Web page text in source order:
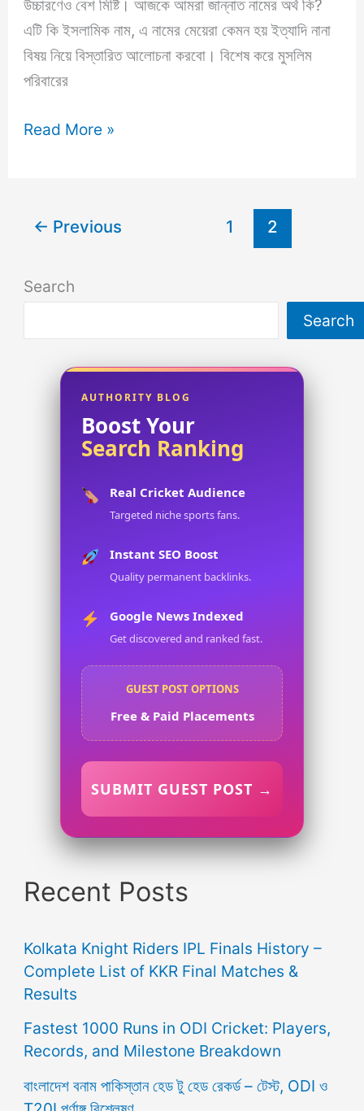
উচ্চারণেও বেশ মিষ্টি। আজকে আমরা জান্নাত নামের অর্থ কি?
এটি কি ইসলামিক নাম, এ নামের মেয়েরা কেমন হয় ইত্যাদি নানা
বিষয় নিয়ে বিস্তারিত আলোচনা করবো। বিশেষ করে মুসলিম
পরিবারের
জান্নাত
বিস্তারিত
ও
বিশ্লেষণ
Read More »
← Previous 1 2
Search
Search
AUTHORITY BLOG
Boost Your
Search Ranking
Real Cricket Audience
Targeted niche sports fans.
Instant SEO Boost
Quality permanent backlinks.
Google News Indexed
Get discovered and ranked fast.
GUEST POST OPTIONS
Free & Paid Placements
SUBMIT GUEST POST →
Recent Posts
Kolkata Knight Riders IPL Finals History –
Complete List of KKR Final Matches &
Results
Fastest 1000 Runs in ODI Cricket: Players,
Records, and Milestone Breakdown
বাংলাদেশ বনাম পাকিস্তান হেড টু হেড রেকর্ড – টেস্ট, ODI ও